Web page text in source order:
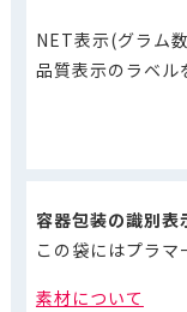
NET表示(グラム
品質表示のラベル
容器包装の識別表
この袋にはプラマ
素材について